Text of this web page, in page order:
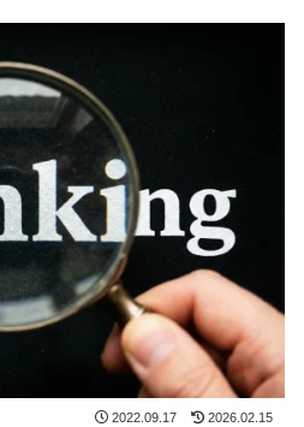
2022.09.17 2026.02.15